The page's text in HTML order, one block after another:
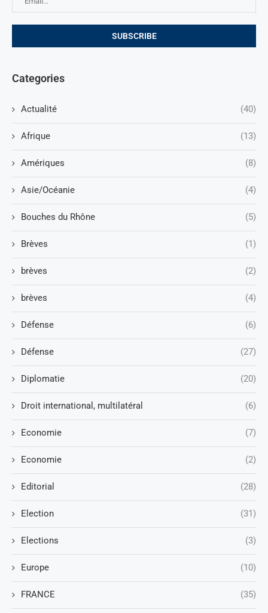
Categories
Actualité (40)
Afrique (13)
Amériques (8)
Asie/Océanie (4)
Bouches du Rhône (5)
Brèves (1)
brèves (2)
brèves (4)
Défense (6)
Défense (27)
Diplomatie (20)
Droit international, multilatéral (6)
Economie (7)
Economie (2)
Editorial (28)
Election (31)
Elections (3)
Europe (10)
FRANCE (35)